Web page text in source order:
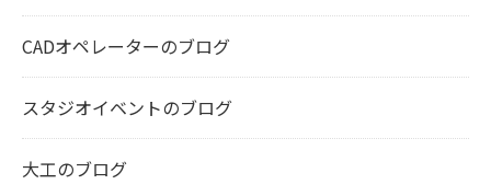
CADオペレーターのブログ
スタジオイベントのブログ
大工のブログ